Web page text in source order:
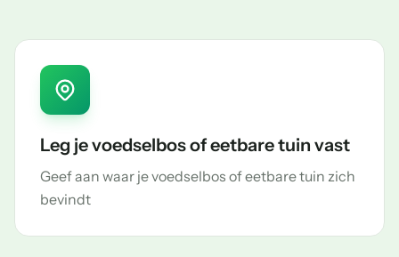
Leg je voedselbos of eetbare tuin vast
Geef aan waar je voedselbos of eetbare tuin zich
bevindt